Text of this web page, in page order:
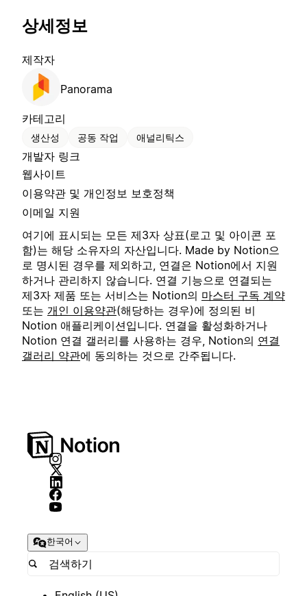
상세정보
제작자
Panorama
카테고리
생산성 공동 작업 애널리틱스
개발자 링크
웹사이트
이용약관 및 개인정보 보호정책
이메일 지원
여기에 표시되는 모든 제3자 상표(로고 및 아이콘 포
함)는 해당 소유자의 자산입니다. Made by Notion으
로 명시된 경우를 제외하고, 연결은 Notion에서 지원
하거나 관리하지 않습니다. 연결 기능으로 연결되는
제3자 제품 또는 서비스는 Notion의 마스터 구독 계약
또는 개인 이용약관(해당하는 경우)에 정의된 비
Notion 애플리케이션입니다. 연결을 활성화하거나
Notion 연결 갤러리를 사용하는 경우, Notion의 연결
갤러리 약관에 동의하는 것으로 간주됩니다.
한국어